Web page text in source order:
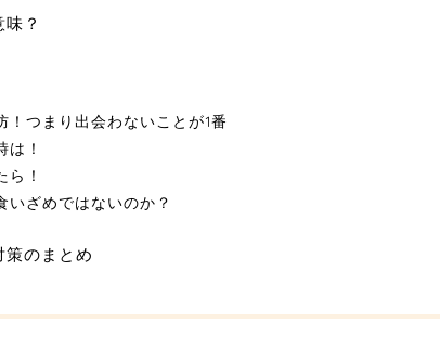
？
つまり出会わないことが1番
は！
！
いざめではないのか？
のまとめ